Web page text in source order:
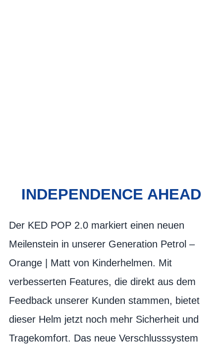
INDEPENDENCE AHEAD
Der KED POP 2.0 markiert einen neuen
Meilenstein in unserer Generation Petrol –
Orange | Matt von Kinderhelmen. Mit
verbesserten Features, die direkt aus dem
Feedback unserer Kunden stammen, bietet
dieser Helm jetzt noch mehr Sicherheit und
Tragekomfort. Das neue Verschlusssystem